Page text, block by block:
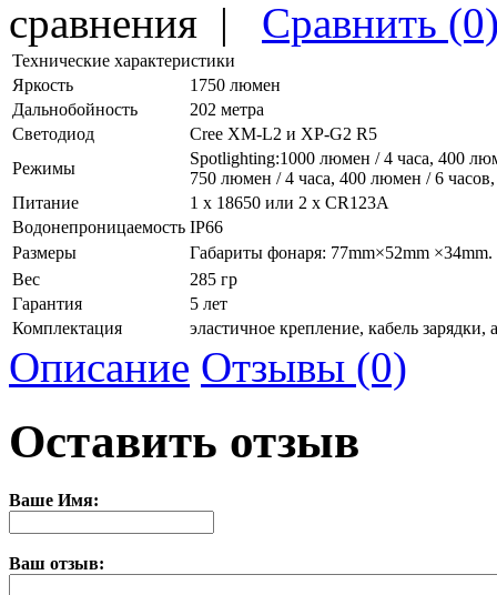
сравнения | Сравнить
Технические характеристики
Яркость
1750 люмен
Дальнобойность
202 метра
Светодиод
Cree XM-L2 и XP-G2 R5
Режимы
Spotlighting:1000 люмен / 4 часа, 400
750 люмен / 4 часа, 400 люмен / 6
Питание
1 x 18650 или 2 x CR123A
Водонепроницаемость IP66
Размеры
Габариты фонаря: 77mm×52mm
Вес
285 гр
Гарантия
5 лет
Комплектация
эластичное крепление, кабель
Описание Отзывы (0)
Оставить отзыв
Ваше Имя:
Ваш отзыв: